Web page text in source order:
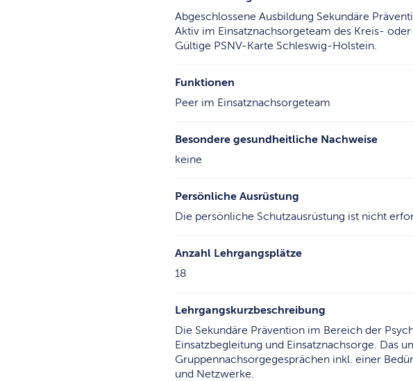
Abgeschlossene Ausbildung Sekundäre
Aktiv im Einsatznachsorgeteam des Kreis-
Gültige PSNV-Karte Schleswig-Holstein.
Funktionen
Peer im Einsatznachsorgeteam
Besondere gesundheitliche Nachweise
keine
Persönliche Ausrüstung
Die persönliche Schutzausrüstung ist nicht
Anzahl Lehrgangsplätze
18
Lehrgangskurzbeschreibung
Die Sekundäre Prävention im Bereich der
Einsatzbegleitung und Einsatznachsorge. Das
Gruppennachsorgegesprächen inkl. einer
und Netzwerke.